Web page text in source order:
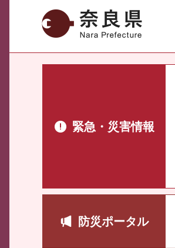
奈良県
緊急・災害情報
防災ポータル